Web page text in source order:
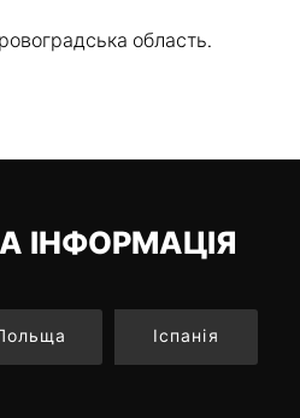
область.
ІНФОРМАЦІЯ
Іспанія